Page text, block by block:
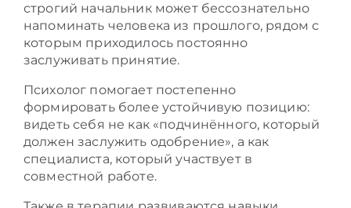
строгий начальник может бессознательно
напоминать человека из прошлого, рядом с
которым приходилось постоянно
заслуживать принятие.
Психолог помогает постепенно
формировать более устойчивую позицию:
видеть себя не как «подчинённого, который
должен заслужить одобрение», а как
специалиста, который участвует в
совместной работе.